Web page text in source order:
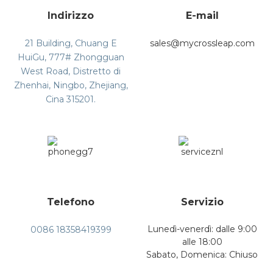
Indirizzo
21 Building, Chuang E
HuiGu, 777# Zhongguan
West Road, Distretto di
Zhenhai, Ningbo, Zhejiang,
Cina 315201.
E-mail
sales@mycrossleap.com
Telefono
0086 18358419399
Servizio
Lunedì-venerdì: dalle 9:00
alle 18:00
Sabato, Domenica: Chiuso